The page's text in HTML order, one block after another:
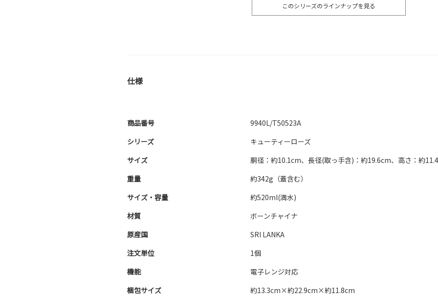
このシリーズのラインナップを見る
仕様
商品番号
9940L/T50523A
シリーズ
キューティーローズ
サイズ
胴径：約10.1cm、長径(取っ手含)：約19.6cm、高さ：約
重量
約342g（蓋含む）
サイズ・容量
約520ml(満水)
材質
ボーンチャイナ
原産国
SRI LANKA
注文単位
1個
機能
電子レンジ対応
梱包サイズ
約13.3cm×約22.9cm×約11.8cm